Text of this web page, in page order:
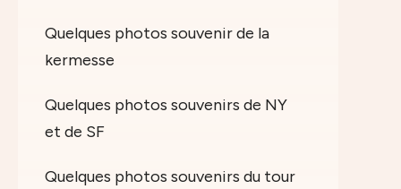
Quelques photos souvenir de la
kermesse
Quelques photos souvenirs de NY
et de SF
Quelques photos souvenirs du tour